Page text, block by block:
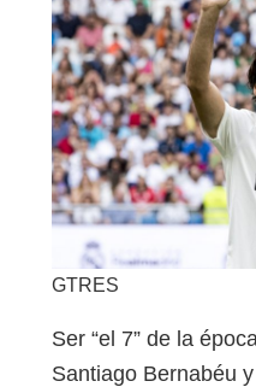
GTRES
Ser “el 7” de la
Santiago Bernabéu